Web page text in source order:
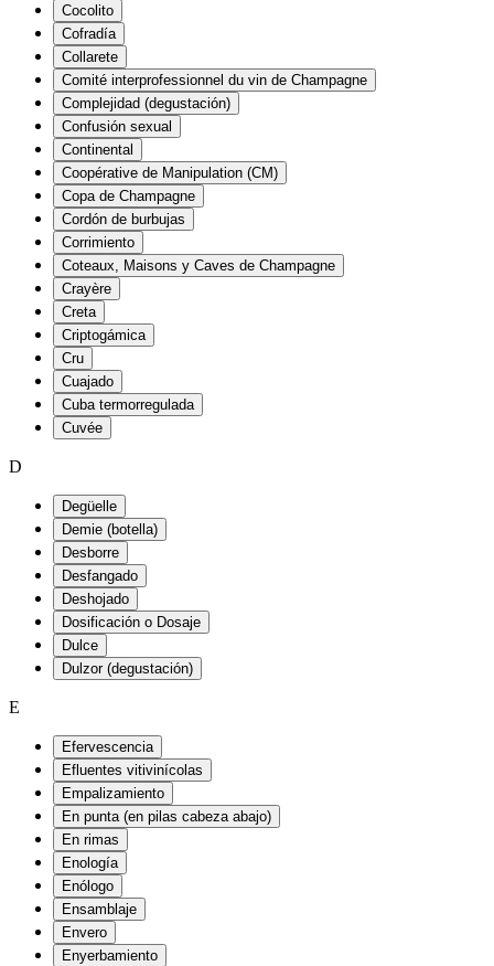
Cocolito
Cofradía
Collarete
Comité interprofessionnel du vin de Champagne
Complejidad (degustación)
Confusión sexual
Continental
Coopérative de Manipulation (CM)
Copa de Champagne
Cordón de burbujas
Corrimiento
Coteaux, Maisons y Caves de Champagne
Crayère
Creta
Criptogámica
Cru
Cuajado
Cuba termorregulada
Cuvée
D
Degüelle
Demie (botella)
Desborre
Desfangado
Deshojado
Dosificación o Dosaje
Dulce
Dulzor (degustación)
E
Efervescencia
Efluentes vitivinícolas
Empalizamiento
En punta (en pilas cabeza abajo)
En rimas
Enología
Enólogo
Ensamblaje
Envero
Enyerbamiento